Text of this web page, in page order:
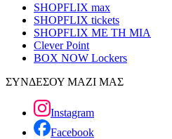
SHOPFLIX max
SHOPFLIX tickets
SHOPFLIX ΜΕ ΤΗ ΜΙΑ
Clever Point
BOX NOW Lockers
ΣΥΝΔΕΣΟΥ ΜΑΖΙ ΜΑΣ
Instagram
Facebook